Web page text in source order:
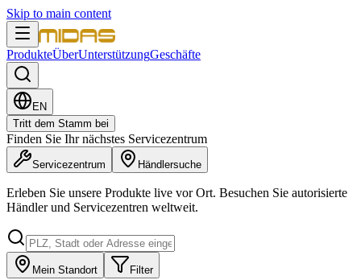
Skip to main content
ProdukteÜberUnterstützungGeschäfte
EN
Tritt dem Stamm bei
Finden Sie Ihr nächstes Servicezentrum
Servicezentrum Händlersuche
Erleben Sie unsere Produkte live vor Ort. Besuchen Sie autorisierte
Händler und Servicezentren weltweit.
Mein Standort Filter